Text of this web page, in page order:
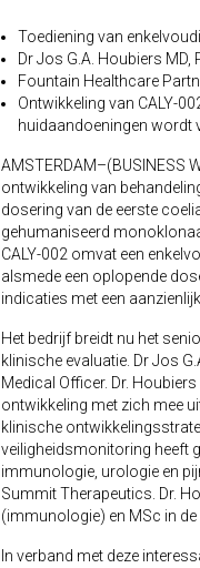
Toediening van
Dr Jos G.A. Houbiers
Fountain Healthcare
Ontwikkeling van CALY-
huidaandoeningen wordt
AMSTERDAM–(BUSINESS
ontwikkeling van
dosering van de eerste
gehumaniseerd
CALY-002 omvat een
alsmede een oplopende
indicaties met een
Het bedrijf breidt nu het
klinische evaluatie. Dr Jos
Medical Officer. Dr.
ontwikkeling met zich mee
klinische
veiligheidsmonitoring heeft
immunologie, urologie en
Summit Therapeutics. Dr.
(immunologie) en MSc in de
In verband met deze